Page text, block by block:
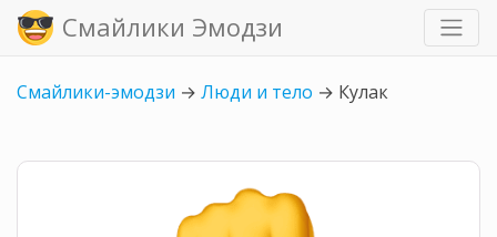
Смайлики Эмодзи
Смайлики-эмодзи → Люди и тело → Кулак